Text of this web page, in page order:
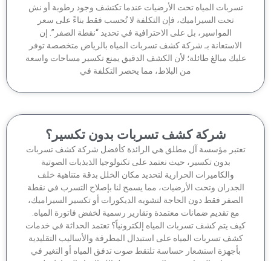
المياه تحت الأرضيات عندما تكتشف وجود رطوبة أو نش
تحت السيراميك، فإن التكلفة لا تُحسب فقط بناءً على سعر
المواسير، بل على الاحترافية في تحديد “نقطة الصفر”. إن
بـ شركة كشف تسربات المياه بالرياض متخصصة توفر
مبالغ طائلة؛ لأن الكشف الدقيق يمنع تكسير مساحات واسعة
من البلاط، مما يحصر التكلفة في
شركة كشف تسربات بدون تكسير؟
مؤسسة آل مطلق هي الرائدة كأفضل شركة كشف تسربات
بدون تكسير، حيث نعتمد على تكنولوجيا الذبذبات الصوتية
والكاميرات الحرارية لتحديد مكان الخلل بدقة متناهية خلف
وتحت الأرضيات، مما يسمح لنا بإصلاح التسرب في نقطة
فقط دون الحاجة لتشويه الديكورات أو تكسير السيراميك،
مع تقديم ضمانات معتمدة وتقارير رسمية لخفض فاتورة المياه.
يتم كشف تسربات المياه إلكترونياً؟ تعتمد الحداثة في خدمات
تسربات المياه على استبدال المطرقة والأساليب التقليدية
بأجهزة استشعار حساسة تلتقط صوت تدفق المياه أو التغير في